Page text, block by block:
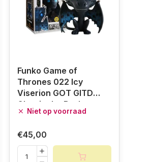
Funko Game of
Thrones 022 Icy
Viserion GOT GITD
Glow in the Dark
Special Edition
Niet op voorraad
€45,00